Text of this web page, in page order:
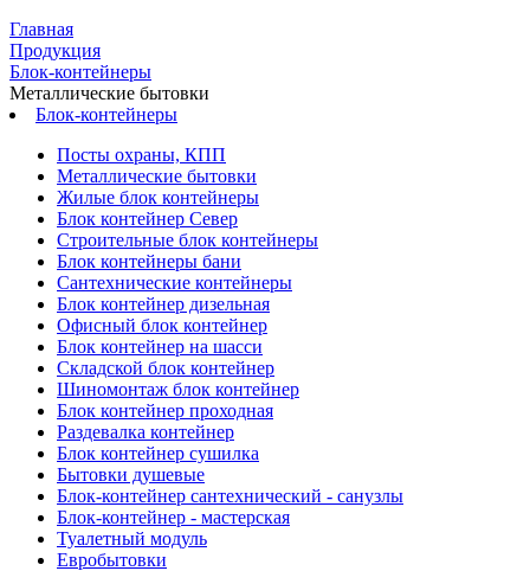
Главная
Продукция
Блок-контейнеры
Металлические бытовки
Блок-контейнеры
Посты охраны, КПП
Металлические бытовки
Жилые блок контейнеры
Блок контейнер Север
Строительные блок контейнеры
Блок контейнеры бани
Сантехнические контейнеры
Блок контейнер дизельная
Офисный блок контейнер
Блок контейнер на шасси
Складской блок контейнер
Шиномонтаж блок контейнер
Блок контейнер проходная
Раздевалка контейнер
Блок контейнер сушилка
Бытовки душевые
Блок-контейнер сантехнический - санузлы
Блок-контейнер - мастерская
Туалетный модуль
Евробытовки